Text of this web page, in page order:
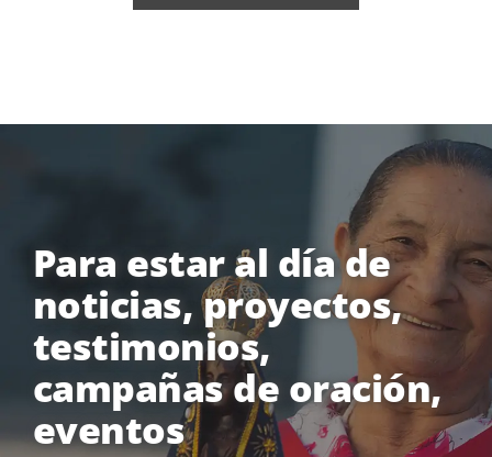
Para estar al día de
noticias, proyectos,
testimonios,
campañas de oración,
eventos